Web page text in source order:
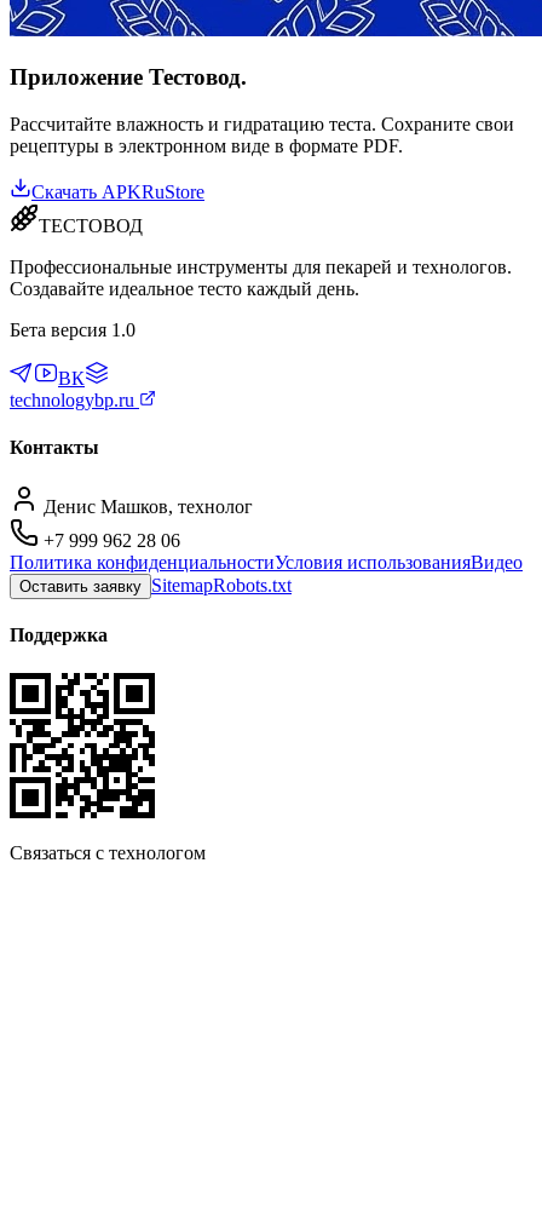
Приложение Тестовод.
Рассчитайте влажность и гидратацию теста. Сохраните свои
Скачать APKRuStore
ТЕСТОВОД
Профессиональные инструменты для пекарей и технологов.
Бета версия 1.0
ВК
technologybp.ru
Контакты
+7 999 962 28 06
Политика конфиденциальности
Оставить заявку Sitemap
Поддержка
Связаться с технологом